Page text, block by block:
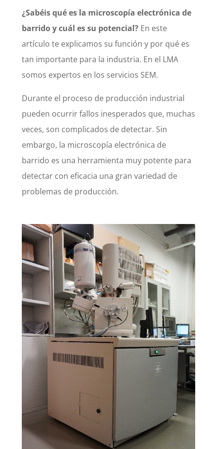
¿Sabéis qué es la microscopía electrónica de
barrido y cuál es su potencial?En este
artículo te explicamos su función y por qué es
tan importante para la industria. En el LMA
somos expertos en los servicios SEM.
Durante el proceso de producción industrial
pueden ocurrir fallos inesperados que, muchas
veces, son complicados de detectar. Sin
embargo, la microscopía electrónica de
barrido es una herramienta muy potente para
detectar con eficacia una gran variedad de
problemas de producción.